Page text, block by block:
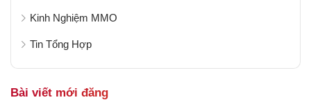
Kinh Nghiệm MMO
Tin Tổng Hợp
Bài viết mới đăng